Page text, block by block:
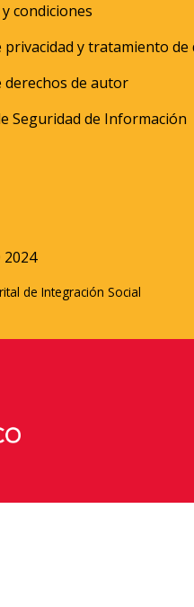
condiciones
privacidad y tratamiento
derechos de autor
Seguridad de Información
2024
de Integración Social